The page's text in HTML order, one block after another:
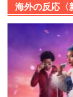
海外の反応〈